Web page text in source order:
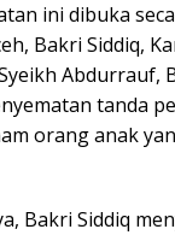
ini dibuka
Bakri Siddiq,
Abdurrauf,
tanda
orang anak
Bakri Siddiq